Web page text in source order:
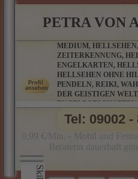
PETRA VON
MEDIUM,
ZEITERKENNUNG,
ENGELKARTEN,
HELLSEHEN OHNE
PENDELN, REIKI,
DER GEISTIGEN
Tel: 09002 -